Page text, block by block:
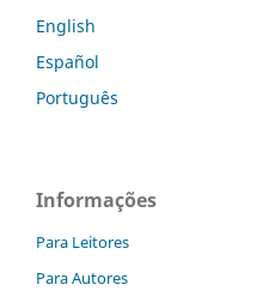
English
Español
Português
Informações
Para Leitores
Para Autores